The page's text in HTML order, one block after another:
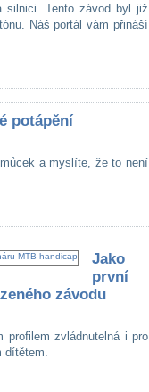
silnici. Tento závod byl již
Náš portál vám přináší
potápění
a myslíte, že to není
Jako
první
závodu
zvládnutelná i pro
dítětem.